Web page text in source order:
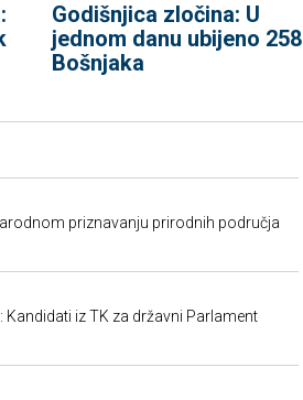
Godišnjica zločina: U
jednom danu ubijeno 258
Bošnjaka
priznavanju prirodnih područja
Kandidati iz TK za državni Parlament